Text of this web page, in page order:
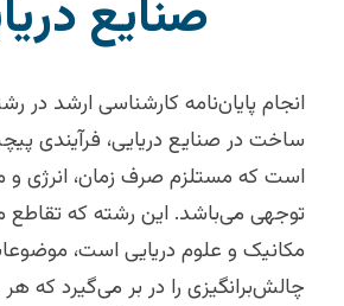
صنایع
انجام پایان‌نامه کارشناسی ارشد در
ساخت در صنایع دریایی، فرآیندی
است که مستلزم صرف زمان، انرژی و
توجهی می‌باشد. این رشته که تقاطع
مکانیک و علوم دریایی است،
چالش‌برانگیزی را در بر می‌گیرد که